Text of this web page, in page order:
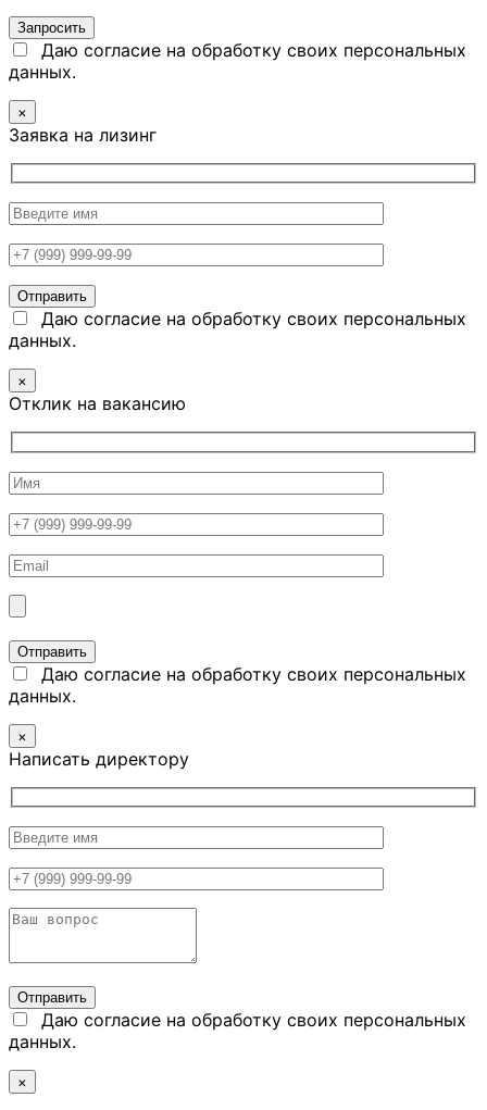
Даю согласие на обработку своих персональных
данных.
×
Заявка на лизинг
Даю согласие на обработку своих персональных
данных.
×
Отклик на вакансию
Даю согласие на обработку своих персональных
данных.
×
Написать директору
Даю согласие на обработку своих персональных
данных.
×